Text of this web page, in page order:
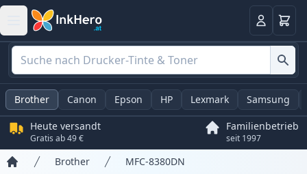
Anmelden
Brother Canon Epson HP Lexmark Samsung
Heute versandt
Gratis ab 49 €
Familienbetrieb
seit 1997
Brother MFC-8380DN